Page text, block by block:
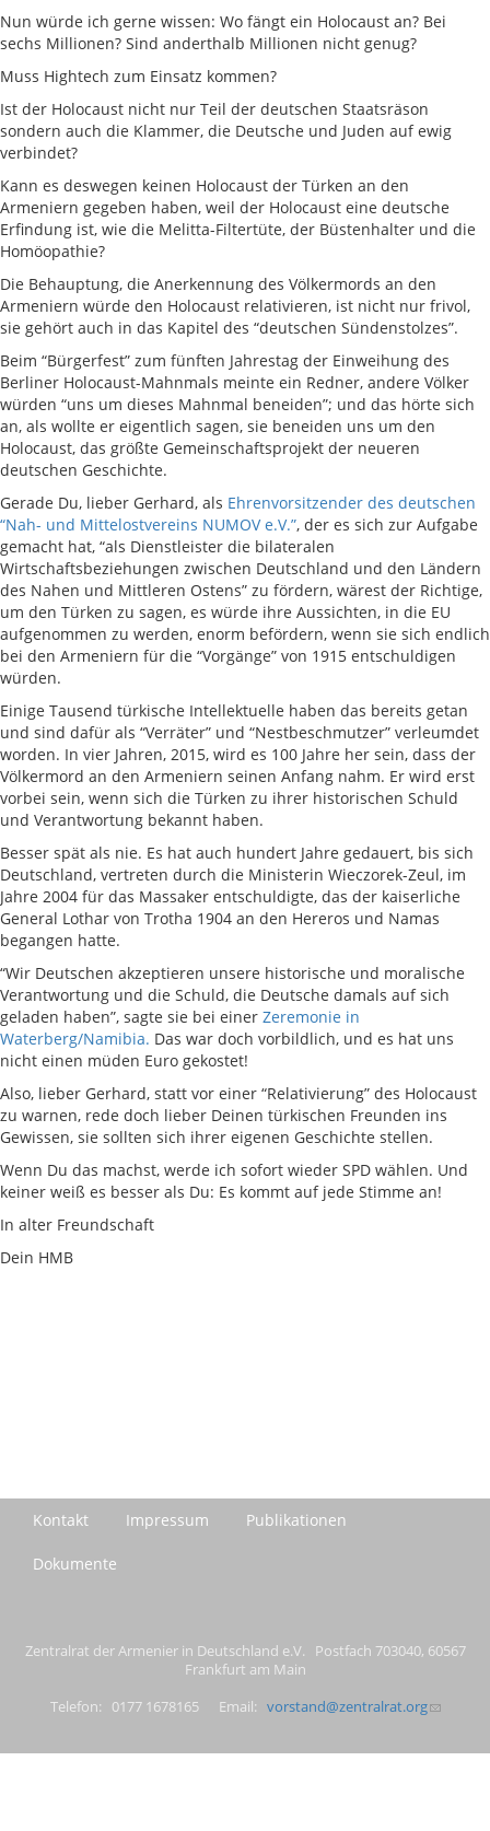
Nun würde ich gerne wissen: Wo fängt ein Holocaust an? Bei
sechs Millionen? Sind anderthalb Millionen nicht genug?
Muss Hightech zum Einsatz kommen?
Ist der Holocaust nicht nur Teil der deutschen Staatsräson
sondern auch die Klammer, die Deutsche und Juden auf ewig
verbindet?
Kann es deswegen keinen Holocaust der Türken an den
Armeniern gegeben haben, weil der Holocaust eine deutsche
Erfindung ist, wie die Melitta-Filtertüte, der Büstenhalter und die
Homöopathie?
Die Behauptung, die Anerkennung des Völkermords an den
Armeniern würde den Holocaust relativieren, ist nicht nur frivol,
sie gehört auch in das Kapitel des “deutschen Sündenstolzes”.
Beim “Bürgerfest” zum fünften Jahrestag der Einweihung des
Berliner Holocaust-Mahnmals meinte ein Redner, andere Völker
würden “uns um dieses Mahnmal beneiden”; und das hörte sich
an, als wollte er eigentlich sagen, sie beneiden uns um den
Holocaust, das größte Gemeinschaftsprojekt der neueren
deutschen Geschichte.
Gerade Du, lieber Gerhard, als Ehrenvorsitzender des deutschen
“Nah- und Mittelostvereins NUMOV e.V.”, der es sich zur Aufgabe
gemacht hat, “als Dienstleister die bilateralen
Wirtschaftsbeziehungen zwischen Deutschland und den Ländern
des Nahen und Mittleren Ostens” zu fördern, wärest der Richtige,
um den Türken zu sagen, es würde ihre Aussichten, in die EU
aufgenommen zu werden, enorm befördern, wenn sie sich endlich
bei den Armeniern für die “Vorgänge” von 1915 entschuldigen
würden.
Einige Tausend türkische Intellektuelle haben das bereits getan
und sind dafür als “Verräter” und “Nestbeschmutzer” verleumdet
worden. In vier Jahren, 2015, wird es 100 Jahre her sein, dass der
Völkermord an den Armeniern seinen Anfang nahm. Er wird erst
vorbei sein, wenn sich die Türken zu ihrer historischen Schuld
und Verantwortung bekannt haben.
Besser spät als nie. Es hat auch hundert Jahre gedauert, bis sich
Deutschland, vertreten durch die Ministerin Wieczorek-Zeul, im
Jahre 2004 für das Massaker entschuldigte, das der kaiserliche
General Lothar von Trotha 1904 an den Hereros und Namas
begangen hatte.
“Wir Deutschen akzeptieren unsere historische und moralische
Verantwortung und die Schuld, die Deutsche damals auf sich
geladen haben”, sagte sie bei einer Zeremonie in
Waterberg/Namibia. Das war doch vorbildlich, und es hat uns
nicht einen müden Euro gekostet!
Also, lieber Gerhard, statt vor einer “Relativierung” des Holocaust
zu warnen, rede doch lieber Deinen türkischen Freunden ins
Gewissen, sie sollten sich ihrer eigenen Geschichte stellen.
Wenn Du das machst, werde ich sofort wieder SPD wählen. Und
keiner weiß es besser als Du: Es kommt auf jede Stimme an!
In alter Freundschaft
Dein HMB
Kontakt Impressum Publikationen
Dokumente
Zentralrat der Armenier in Deutschland e.V. Postfach 703040, 60567
Frankfurt am Main
Telefon: 0177 1678165 Email: vorstand@zentralrat.org